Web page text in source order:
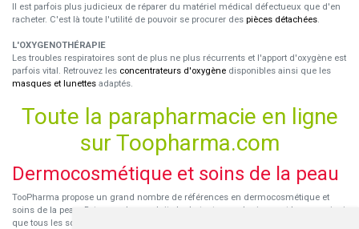
Il est parfois plus judicieux de réparer du matériel médical défectueux que d'en
racheter. C'est là toute l'utilité de pouvoir se procurer des pièces détachées.
L'OXYGENOTHÉRAPIE
Les troubles respiratoires sont de plus ne plus récurrents et l'apport d'oxygène est
parfois vital. Retrouvez les concentrateurs d'oxygène disponibles ainsi que les
masques et lunettes adaptés.
Toute la parapharmacie en ligne
sur Toopharma.com
Dermocosmétique et soins de la peau
TooPharma propose un grand nombre de références en dermocosmétique et
soins de la peau. Retrouvez les produits hydratants pour le visage et le corps ainsi
que tous les soins pour peaux sensibles ou à tendance atopique, les soins pour